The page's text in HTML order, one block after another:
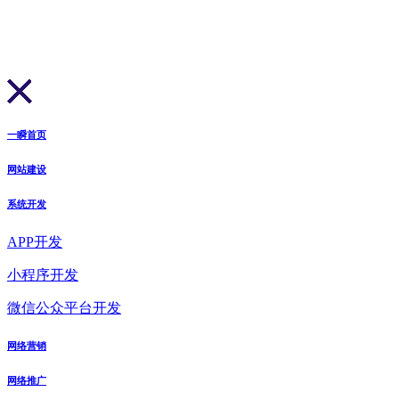
一瞬首页
网站建设
系统开发
APP开发
小程序开发
微信公众平台开发
网络营销
网络推广